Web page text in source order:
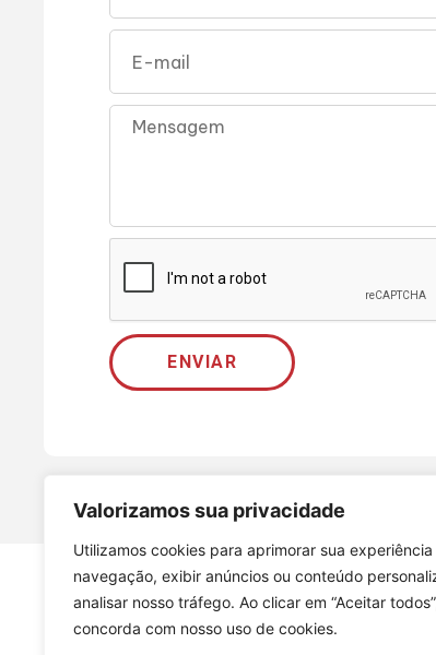
Valorizamos sua privacidade
Utilizamos cookies para aprimorar sua
navegação, exibir anúncios ou conteúdo
analisar nosso tráfego. Ao clicar em “Aceitar
concorda com nosso uso de cookies.
ENVIAR